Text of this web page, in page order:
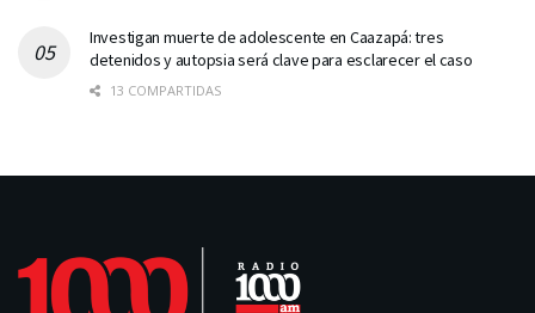
Investigan muerte de adolescente en Caazapá: tres
detenidos y autopsia será clave para esclarecer el caso
13 COMPARTIDAS